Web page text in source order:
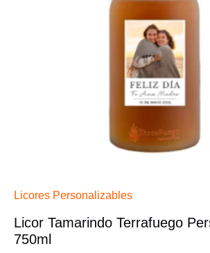
Licores Personalizables
Licor Tamarindo Terrafuego
750ml